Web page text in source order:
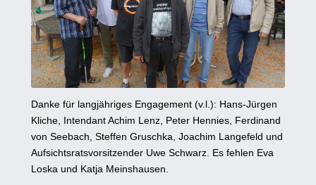
Danke für langjähriges Engagement (v.l.): Hans-Jürgen
Kliche, Intendant Achim Lenz, Peter Hennies, Ferdinand
von Seebach, Steffen Gruschka, Joachim Langefeld und
Aufsichtsratsvorsitzender Uwe Schwarz. Es fehlen Eva
Loska und Katja Meinshausen.